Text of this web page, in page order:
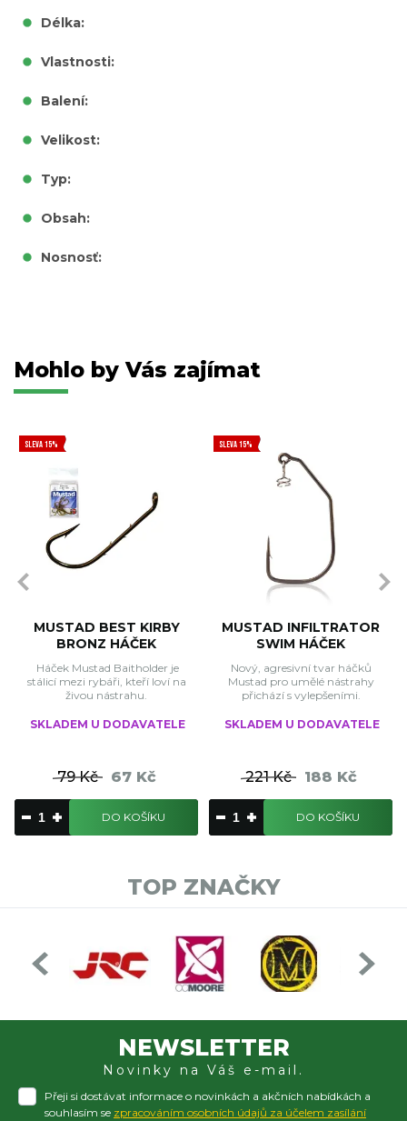
Délka:
Vlastnosti:
Balení:
Velikost:
Typ:
Obsah:
Nosnosť:
Mohlo by Vás zajímat
SLEVA 15%
MUSTAD BEST KIRBY
BRONZ HÁČEK
Háček Mustad Baitholder je
stálicí mezi rybáři, kteří loví na
živou nástrahu.
SKLADEM U DODAVATELE
79 Kč 67 Kč
DO KOŠÍKU
SLEVA 15%
MUSTAD INFILTRATOR
SWIM HÁČEK
Nový, agresivní tvar háčků
Mustad pro umělé nástrahy
přichází s vylepšeními.
SKLADEM U DODAVATELE
221 Kč 188 Kč
DO KOŠÍKU
TOP ZNAČKY
NEWSLETTER
Novinky na Váš e-mail.
Přeji si dostávat informace o novinkách a akčních nabídkách a
souhlasím se zpracováním osobních údajů za účelem zasílání